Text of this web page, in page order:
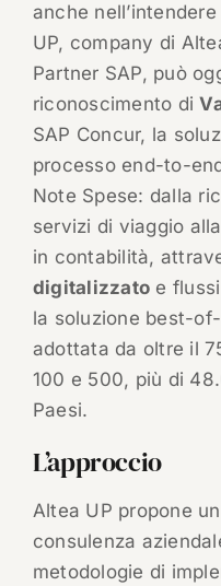
anche
UP, company di
Partner SAP, può
riconoscimento di
SAP Concur, la
processo end-to-
Note Spese: dalla
servizi di viaggio
in contabilità,
digitalizzato e
la soluzione best-
adottata da oltre il
100 e 500, più di
Paesi.
L’approccio
Altea UP propone
consulenza
metodologie di